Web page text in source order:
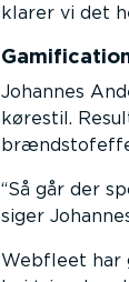
klarer vi det
Johannes
kørestil.
Så går der
siger
Webfleet har